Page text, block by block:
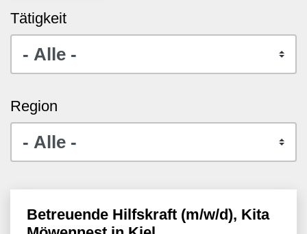
Tätigkeit
Region
Betreuende Hilfskraft (m/w/d), Kita